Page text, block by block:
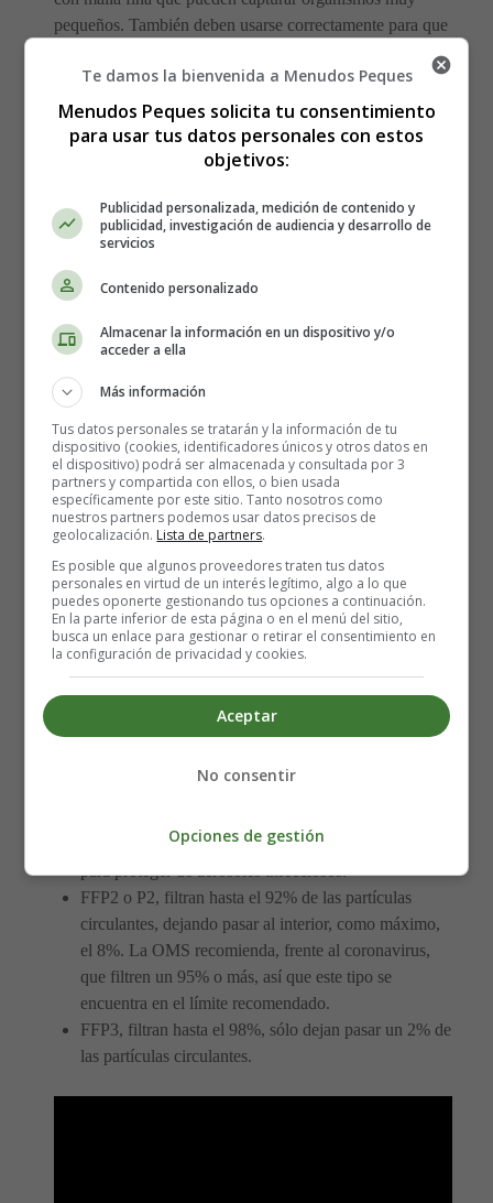
pequeños. También deben usarse correctamente para que
Las mascarillas que se usan sobre la cara tampoco
pueden protegerte de la entrada de partículas de virus en
el aire, por tos o estornudos, en los ojos.
Mascarillas filtrantes
un filtro en el frente que no deja pasar algunas
que no haya huecos que permitan la entrada de virus. Los
trabajadores de la salud los usan para protegerse contra
enfermedades infecciosas en el aire, como la tuberculosis
y el ántrax.
A diferencia de las mascarillas normales, los respiradores
En general, este tipo de mascarillas se consideran mucho
más efectivas para prevenir virus que las mascarillas
normales.
Aun así, los estudios han encontrado beneficios para
ambos tipos de máscaras.
FFP1 o P1, son las menos eficientes de este grupo
para proteger de aerosoles infecciosos.
FFP2 o P2, filtran hasta el 92% de las partículas
circulantes, dejando pasar al interior, como máximo,
el 8%. La OMS recomienda, frente al coronavirus,
que filtren un 95% o más, así que este tipo se
encuentra en el límite recomendado.
FFP3, filtran hasta el 98%, sólo dejan pasar un 2% de
las partículas circulantes.
Te damos la bienvenida a Menudos Peques
Menudos Peques solicita tu consentimiento
para usar tus datos personales con estos
objetivos:
Publicidad personalizada, medición de contenido y
publicidad, investigación de audiencia y desarrollo de
servicios
Contenido personalizado
Almacenar la información en un dispositivo y/o
acceder a ella
Más información
Tus datos personales se tratarán y la información de tu
dispositivo (cookies, identificadores únicos y otros datos en
el dispositivo) podrá ser almacenada y consultada por 3
partners y compartida con ellos, o bien usada
específicamente por este sitio. Tanto nosotros como
nuestros partners podemos usar datos precisos de
geolocalización. Lista de partners.
Es posible que algunos proveedores traten tus datos
personales en virtud de un interés legítimo, algo a lo que
puedes oponerte gestionando tus opciones a continuación.
En la parte inferior de esta página o en el menú del sitio,
busca un enlace para gestionar o retirar el consentimiento en
la configuración de privacidad y cookies.
Aceptar
No consentir
Opciones de gestión